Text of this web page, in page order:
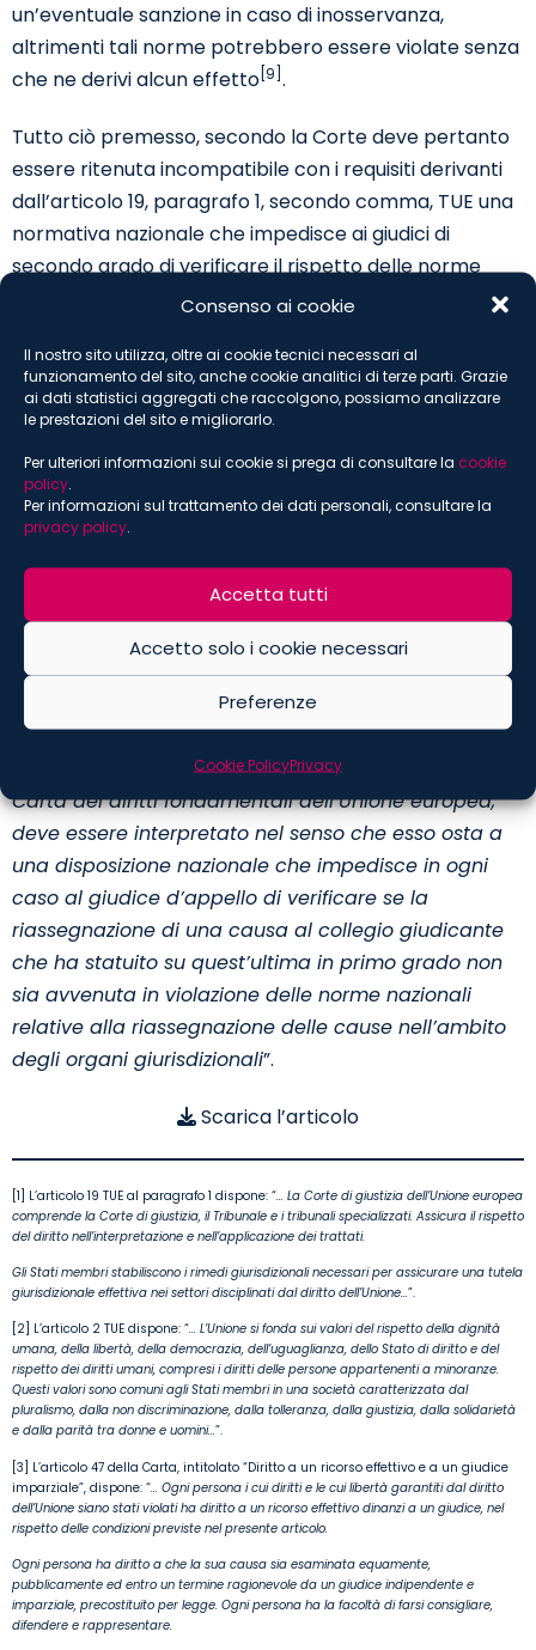
Consenso ai cookie
Il nostro sito utilizza, oltre ai cookie tecnici necessari al
funzionamento del sito, anche cookie analitici di terze parti. Grazie
ai dati statistici aggregati che raccolgono, possiamo analizzare
le prestazioni del sito e migliorarlo.
Per ulteriori informazioni sui cookie si prega di consultare la cookie
policy
Per informazioni sul trattamento dei dati personali, consultare la
privacy policy
Accetta tutti
Accetto solo i cookie necessari
Preferenze
Cookie PolicyPrivacy
un’eventuale sanzione in caso di inosservanza,
altrimenti tali norme potrebbero essere violate senza
che ne derivi alcun effetto [9] .
Tutto ciò premesso, secondo la Corte deve pertanto
essere ritenuta incompatibile con i requisiti derivanti
dall’articolo 19, paragrafo 1, secondo comma, TUE una
normativa nazionale che impedisce ai giudici di
secondo grado di verificare il rispetto delle norme
nazionali relative alla riassegnazione delle cause
dei collegi giudicanti, al fine di stabilire se il collegio che
ha statuito in primo grado costituisca un giudice
indipendente, imparziale e precostituito per legge,
vietando in ogni caso ai giudici di secondo grado di
accertare, ove necessario, la nullità del procedimento
di primo grado qualora quest’ultimo si sia concluso
quale la causa è stata riassegnata o che è stato
modificato in violazione di tali norme.
Di conseguenza, la Corte ha statuito che:
L’articolo 19, paragrafo 1, secondo comma, TUE, letto
alla luce dell’articolo 2 TUE e dell’articolo 47 della
Carta dei diritti fondamentali dell’Unione europea,
deve essere interpretato nel senso che esso osta a
una disposizione nazionale che impedisce in ogni
caso al giudice d’appello di verificare se la
riassegnazione di una causa al collegio giudicante
che ha statuito su quest’ultima in primo grado non
sia avvenuta in violazione delle norme nazionali
relative alla riassegnazione delle cause nell’ambito
degli organi giurisdizionali”.
Scarica l’articolo
[1] L’articolo 19 TUE al paragrafo 1 dispone: “… La Corte di giustizia dell’Unione europea
comprende la Corte di giustizia, il Tribunale e i tribunali specializzati. Assicura il rispetto
del diritto nell’interpretazione e nell’applicazione dei trattati.
Gli Stati membri stabiliscono i rimedi giurisdizionali necessari per assicurare una tutela
giurisdizionale effettiva nei settori disciplinati dal diritto dell’Unione…”.
[2] L’articolo 2 TUE dispone: “… L’Unione si fonda sui valori del rispetto della dignità
umana, della libertà, della democrazia, dell’uguaglianza, dello Stato di diritto e del
rispetto dei diritti umani, compresi i diritti delle persone appartenenti a minoranze.
Questi valori sono comuni agli Stati membri in una società caratterizzata dal
pluralismo, dalla non discriminazione, dalla tolleranza, dalla giustizia, dalla solidarietà
e dalla parità tra donne e uomini…”.
[3] L’articolo 47 della Carta, intitolato “Diritto a un ricorso effettivo e a un giudice
imparziale”, dispone: “… Ogni persona i cui diritti e le cui libertà garantiti dal diritto
dell’Unione siano stati violati ha diritto a un ricorso effettivo dinanzi a un giudice, nel
rispetto delle condizioni previste nel presente articolo.
Ogni persona ha diritto a che la sua causa sia esaminata equamente,
pubblicamente ed entro un termine ragionevole da un giudice indipendente e
imparziale, precostituito per legge. Ogni persona ha la facoltà di farsi consigliare,
difendere e rappresentare.